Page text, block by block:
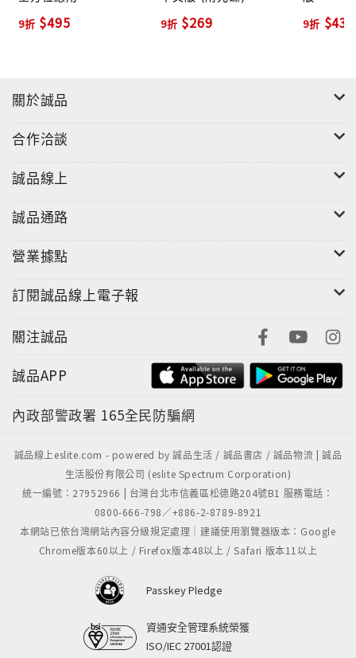
9折 $495 9折 $269 9折 $432
關於誠品
合作洽談
誠品線上
誠品通路
營業據點
訂閱誠品線上電子報
關注誠品
誠品APP
內政部警政署 165全民防騙網
誠品線上eslite.com - powered by 誠品生活 / 誠品書店 / 誠品物流 | 誠品
生活股份有限公司 (eslite Spectrum Corporation)
統一編號：27952966 | 台灣台北市信義區松德路204號B1 服務電話：
0800-666-798／+886-2-8789-8921
本網站已依台灣網站內容分級規定處理｜建議使用瀏覽器版本：Google
Chrome版本60以上 / Firefox版本48以上 / Safari 版本11以上
Passkey Pledge
資通安全管理系統榮獲
ISO/IEC 27001認證